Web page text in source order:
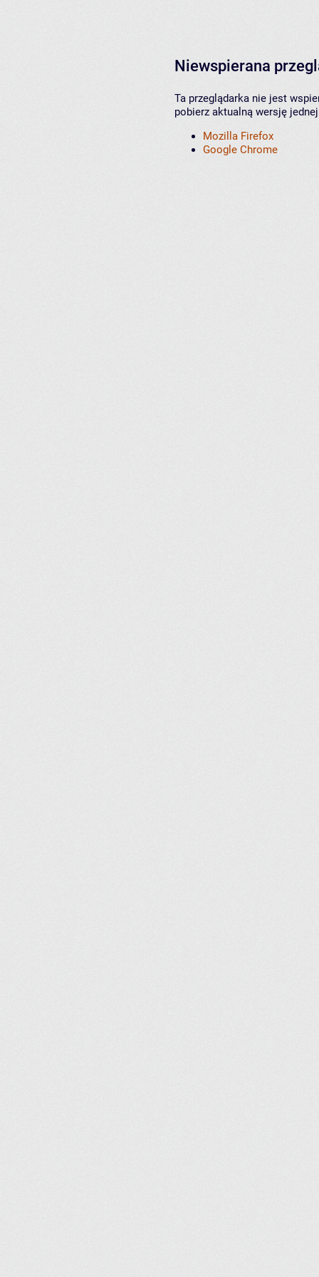
Niewspierana
Ta przeglądarka nie jest
pobierz aktualną wersję
Mozilla Firefox
Google Chrome